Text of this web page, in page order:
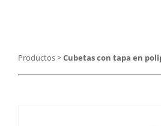
Catering
Productos>Cubetas con tapa en